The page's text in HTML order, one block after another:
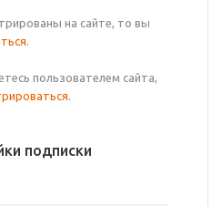
на сайте, то вы
.
пользователем сайта,
.
подписки